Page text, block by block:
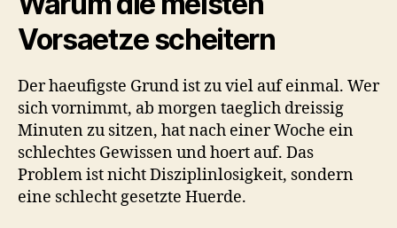
Vorsaetze scheitern
Der haeufigste Grund ist zu viel auf einmal. Wer
sich vornimmt, ab morgen taeglich dreissig
Minuten zu sitzen, hat nach einer Woche ein
schlechtes Gewissen und hoert auf. Das
Problem ist nicht Disziplinlosigkeit, sondern
eine schlecht gesetzte Huerde.